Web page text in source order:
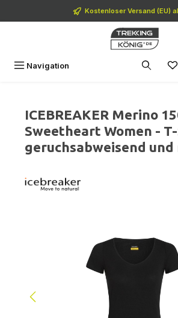
Zum Hauptinhalt springenKostenloser Versand (EU)
Navigation
ICEBREAKER Merino
Sweetheart Women -
geruchsabweisend